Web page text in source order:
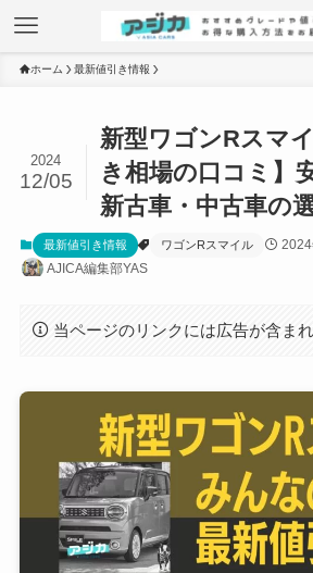
ホーム 最新値引き情報
新型ワゴンRスマ
き相場の口コミ】
新古車・中古車の
2024
12/05
最新値引き情報 ワゴンRスマイル
2024
AJICA編集部YAS
当ページのリンクには広告が含まれ